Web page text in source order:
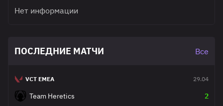
Нет информации
ПОСЛЕДНИЕ МАТЧИ Все
VCT EMEA 29.04
Team Heretics
2